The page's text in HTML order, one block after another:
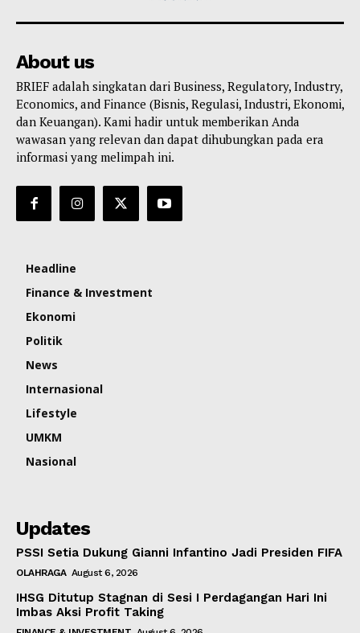
About us
BRIEF adalah singkatan dari Business, Regulatory, Industry,
Economics, and Finance (Bisnis, Regulasi, Industri, Ekonomi,
dan Keuangan). Kami hadir untuk memberikan Anda
wawasan yang relevan dan dapat dihubungkan pada era
informasi yang melimpah ini.
Headline
Finance & Investment
Ekonomi
Politik
News
Internasional
Lifestyle
UMKM
Nasional
Updates
PSSI Setia Dukung Gianni Infantino Jadi Presiden FIFA
OLAHRAGA August 6, 2026
IHSG Ditutup Stagnan di Sesi I Perdagangan Hari Ini
Imbas Aksi Profit Taking